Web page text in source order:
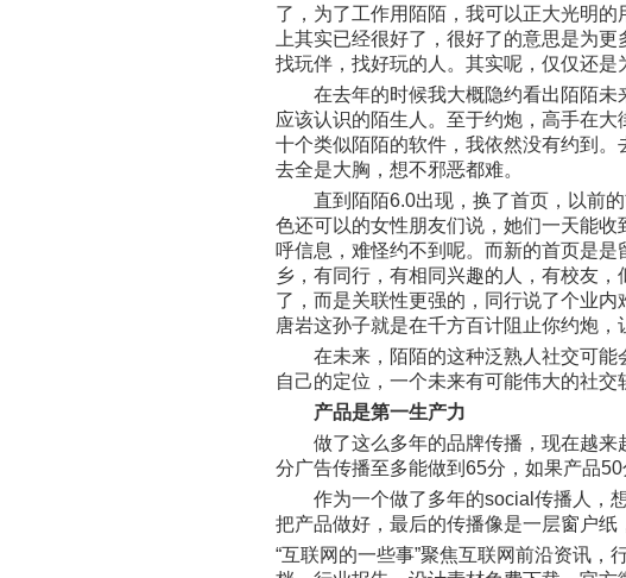
了，为了工作用陌陌，我可以正大光明
上其实已经很好了，很好了的意思是为
找玩伴，找好玩的人。其实呢，仅仅还是
在去年的时候我大概隐约看出陌陌未
应该认识的陌生人。至于约炮，高手在
十个类似陌陌的软件，我依然没有约到
去全是大胸，想不邪恶都难。
直到陌陌6.0出现，换了首页，以前的
色还可以的女性朋友们说，她们一天能
呼信息，难怪约不到呢。而新的首页是
乡，有同行，有相同兴趣的人，有校友
了，而是关联性更强的，同行说了个业
唐岩这孙子就是在千方百计阻止你约炮，
在未来，陌陌的这种泛熟人社交可能
自己的定位，一个未来有可能伟大的社交
产品是第一生产力
做了这么多年的品牌传播，现在越来
分广告传播至多能做到65分，如果产品
作为一个做了多年的social传播人，想
把产品做好，最后的传播像是一层窗户纸
“互联网的一些事”聚焦互联网前沿资讯